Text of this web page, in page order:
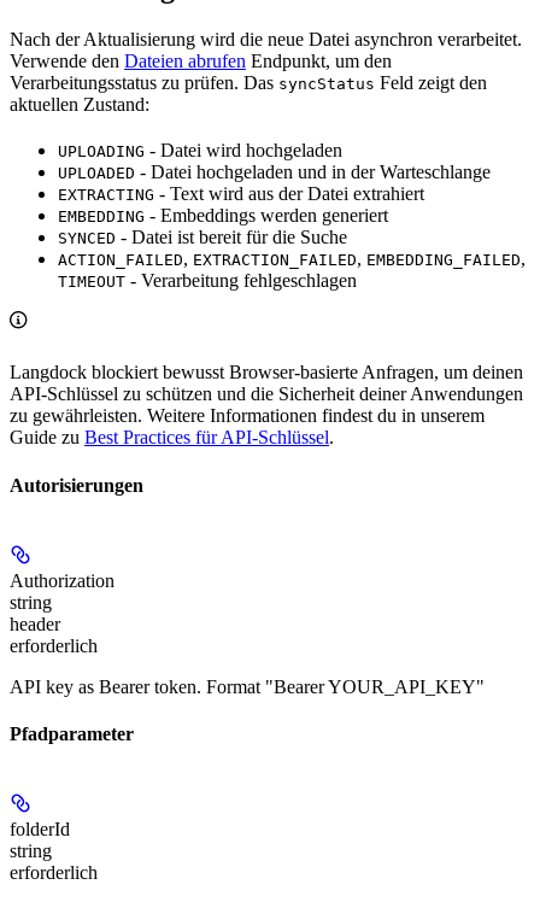
Nach der Aktualisierung wird die neue Datei asynchron verarbeitet.
Verwende den Dateien abrufen Endpunkt, um den
Verarbeitungsstatus zu prüfen. Das syncStatus Feld zeigt den
aktuellen Zustand:
UPLOADING - Datei wird hochgeladen
UPLOADED - Datei hochgeladen und in der Warteschlange
EXTRACTING - Text wird aus der Datei extrahiert
EMBEDDING - Embeddings werden generiert
SYNCED - Datei ist bereit für die Suche
ACTION_FAILED, EXTRACTION_FAILED, EMBEDDING_FAILED,
TIMEOUT - Verarbeitung fehlgeschlagen
Langdock blockiert bewusst Browser-basierte Anfragen, um deinen
API-Schlüssel zu schützen und die Sicherheit deiner Anwendungen
zu gewährleisten. Weitere Informationen findest du in unserem
Guide zu Best Practices für API-Schlüssel.
Autorisierungen
Authorization
string
header
erforderlich
API key as Bearer token. Format "Bearer YOUR_API_KEY"
Pfadparameter
folderId
string
erforderlich